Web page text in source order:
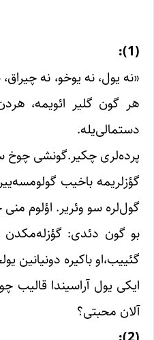
(1):
«نه یول، نه یوخو، نه
هر گون گلیر ائویمه،
دستمالی‌یله.
پرده‌لری چکیر.گونشی چوخ
گؤزلریمه باخیب
گول‌لره سو وئریر. اؤلوم
بو گون دئدی: گؤزله‌مکدن
گئییب،او باکیره دونیانین
ایکی یول آراسیندا قالیب
آلان محبتی؟